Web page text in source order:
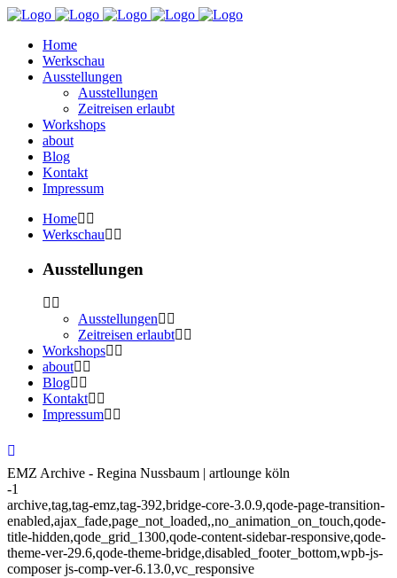
Home
Werkschau
Ausstellungen
Ausstellungen
Zeitreisen erlaubt
Workshops
about
Blog
Kontakt
Impressum
Home
Werkschau
Ausstellungen
Ausstellungen
Zeitreisen erlaubt
Workshops
about
Blog
Kontakt
Impressum
EMZ Archive - Regina Nussbaum | artlounge köln
-1
archive,tag,tag-emz,tag-392,bridge-core-3.0.9,qode-page-transition-
enabled,ajax_fade,page_not_loaded,,no_animation_on_touch,qode-
title-hidden,qode_grid_1300,qode-content-sidebar-responsive,qode-
theme-ver-29.6,qode-theme-bridge,disabled_footer_bottom,wpb-js-
composer js-comp-ver-6.13.0,vc_responsive